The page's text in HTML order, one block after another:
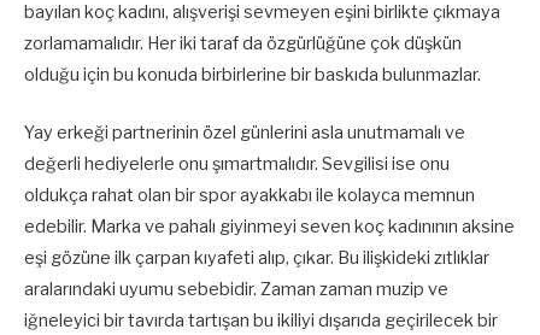
bayılan koç kadını, alışverişi sevmeyen eşini birlikte çıkmaya
zorlamamalıdır. Her iki taraf da özgürlüğüne çok düşkün
olduğu için bu konuda birbirlerine bir baskıda bulunmazlar.
Yay erkeği partnerinin özel günlerini asla unutmamalı ve
değerli hediyelerle onu şımartmalıdır. Sevgilisi ise onu
oldukça rahat olan bir spor ayakkabı ile kolayca memnun
edebilir. Marka ve pahalı giyinmeyi seven koç kadınının aksine
eşi gözüne ilk çarpan kıyafeti alıp, çıkar. Bu ilişkideki zıtlıklar
aralarındaki uyumu sebebidir. Zaman zaman muzip ve
iğneleyici bir tavırda tartışan bu ikiliyi dışarıda geçirilecek bir